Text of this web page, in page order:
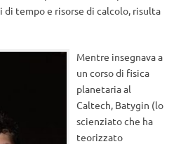
tempo e risorse di calcolo, risulta
Mentre insegnava a
un corso di fisica
planetaria al
Caltech, Batygin (lo
scienziato che ha
teorizzato